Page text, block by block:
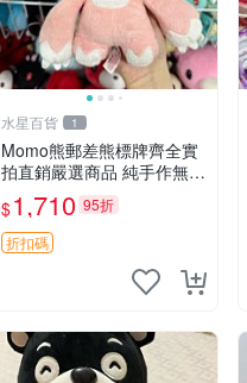
水星百貨 1
Momo熊郵差熊標牌齊全實
拍直銷嚴選商品 純手作無修
圖可收藏 郵差熊 Momo熊
標牌 商品
$1,710 95折
折扣碼